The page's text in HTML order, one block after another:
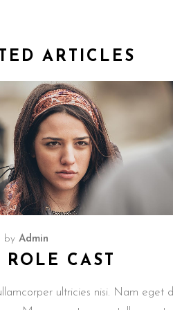
ARTICLES
by Admin
ROLE CAST
ultricies nisi. Nam eget